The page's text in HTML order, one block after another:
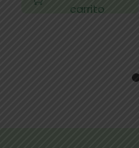
carrito